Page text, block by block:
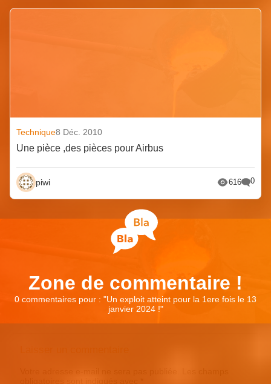
Technique8 Déc. 2010
Une pièce ,des pièces pour Airbus
piwi 616 0
Zone de commentaire !
0 commentaires pour : "Un exploit atteint pour la 1ere fois le 13
janvier 2024 !"